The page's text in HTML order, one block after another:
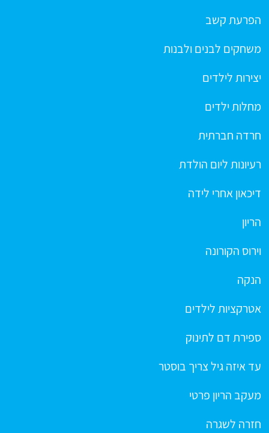
הפרעת קשב
משחקים לבנים ולבנות
יצירות לילדים
מחלות ילדים
חרדה חברתית
רעיונות ליום הולדת
דיכאון אחרי לידה
הריון
וירוס הקורונה
הנקה
אטרקציות לילדים
ספירת דם לתינוק
עד איזה גיל צריך בוסטר
מעקב הריון פרטי
חזרה לשגרה